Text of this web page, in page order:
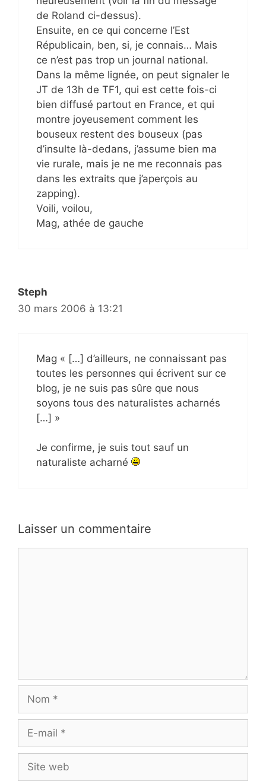
de Roland ci-dessus).
Ensuite, en ce qui concerne l’Est
Républicain, ben, si, je connais… Mais
ce n’est pas trop un journal national.
Dans la même lignée, on peut signaler le
JT de 13h de TF1, qui est cette fois-ci
bien diffusé partout en France, et qui
montre joyeusement comment les
bouseux restent des bouseux (pas
d’insulte là-dedans, j’assume bien ma
vie rurale, mais je ne me reconnais pas
dans les extraits que j’aperçois au
zapping).
Voili, voilou,
Mag, athée de gauche
Steph
30 mars 2006 à 13:21
Mag « […] d’ailleurs, ne connaissant pas
toutes les personnes qui écrivent sur ce
blog, je ne suis pas sûre que nous
soyons tous des naturalistes acharnés
[…] »
Je confirme, je suis tout sauf un
naturaliste acharné
Laisser un commentaire
mail
web